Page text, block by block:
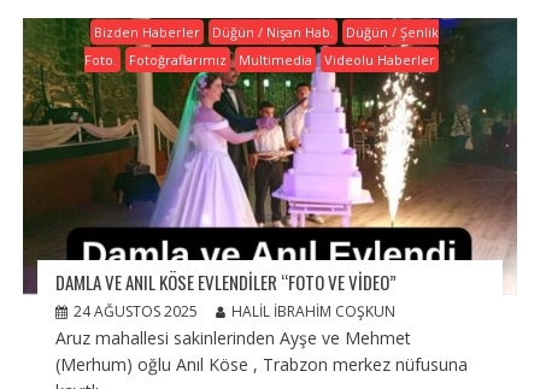
Bizden Haberler Düğün / Nişan Hab.
Düğün / Şenlik
Foto.
Fotoğraflarımız Multimedia Videolu Haberler
DAMLA VE ANIL KÖSE EVLENDILER “FOTO VE VIDEO”
24 AĞUSTOS 2025 HALIL İBRAHIM COŞKUN
Aruz mahallesi sakinlerinden Ayşe ve Mehmet
(Merhum) oğlu Anıl Köse , Trabzon merkez nüfusuna